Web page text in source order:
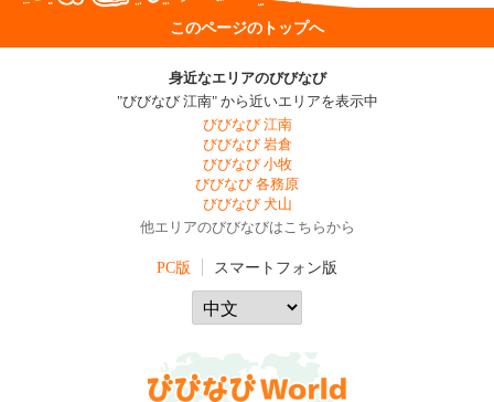
このページのトップへ
身近なエリアのびびなび
"びびなび 江南" から近いエリアを表示中
びびなび 江南
びびなび 岩倉
びびなび 小牧
びびなび 各務原
びびなび 犬山
他エリアのびびなびはこちらから
PC版 スマートフォン版